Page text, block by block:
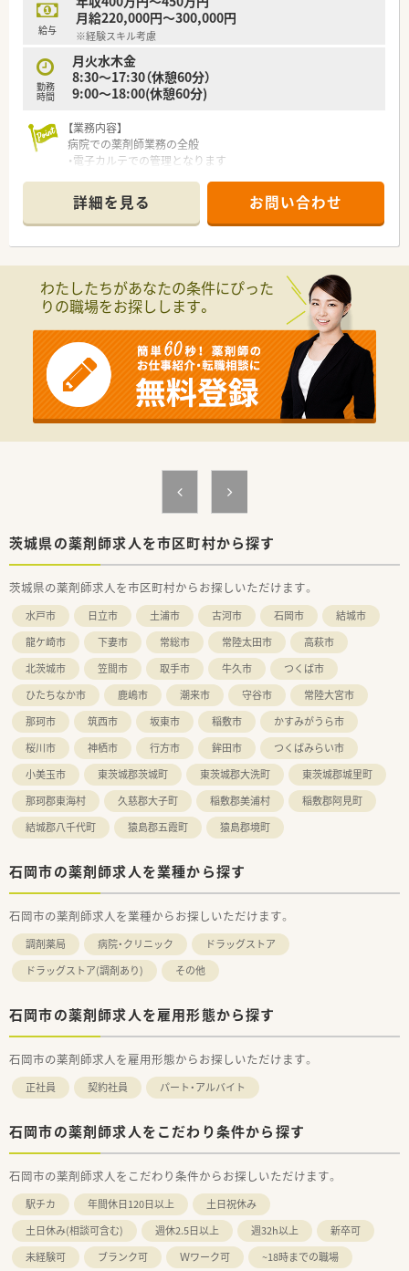
がでます。
■有給休暇は半日単位での取得も可能で、柔軟な働き方ができま
す。
給与
月給220,000円～300,000円
※経験スキル考慮
勤務
時間
月火水木金
8:30～17:30（休憩60分）
9:00～18:00(休憩60分)
【業務内容】
病院での薬剤師業務の全般
・電子カルテでの管理となります
、薬剤在庫類の倉庫への搬入搬出などは事務さんが対応してくれ
ています。
【勤務条件】
9:00～18:00(休憩60分)
完全週休2日制！
詳細を見る お問い合わせ
わたしたちがあなたの条件にぴった
りの職場をお探しします。
茨城県の薬剤師求人を市区町村から探す
茨城県の薬剤師求人を市区町村からお探しいただけます。
水戸市 日立市 土浦市 古河市 石岡市
結城市
龍ケ崎市
下妻市 常総市 常陸太田市
高萩市
北茨城市
笠間市 取手市 牛久市
つくば市
ひたちなか市
鹿嶋市 潮来市 守谷市
常陸大宮市
那珂市
筑西市 坂東市 稲敷市
かすみがうら市
桜川市
神栖市 行方市 鉾田市
つくばみらい市
小美玉市
東茨城郡茨城町 東茨城郡大洗町
東茨城郡城里町
那珂郡東海村
久慈郡大子町 稲敷郡美浦村
稲敷郡阿見町
結城郡八千代町
猿島郡五霞町 猿島郡境町
石岡市の薬剤師求人を業種から探す
石岡市の薬剤師求人を業種からお探しいただけます。
調剤薬局 病院・クリニック
ドラッグストア
ドラッグストア(調剤あり)
その他
石岡市の薬剤師求人を雇用形態から探す
石岡市の薬剤師求人を雇用形態からお探しいただけます。
正社員 契約社員 パート・アルバイト
石岡市の薬剤師求人をこだわり条件から探す
石岡市の薬剤師求人をこだわり条件からお探しいただけます。
駅チカ 年間休日120日以上
土日祝休み
土日休み(相談可含む)
週休2.5日以上 週32h以上
新卒可
未経験可
ブランク可 Ｗワーク可
~18時までの職場